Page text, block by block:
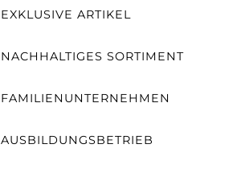
EXKLUSIVE ARTIKEL
NACHHALTIGES SORTIMENT
FAMILIENUNTERNEHMEN
AUSBILDUNGSBETRIEB